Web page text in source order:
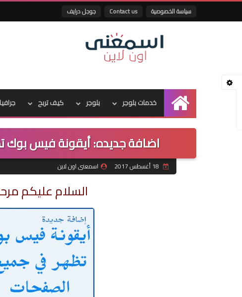
سياسة الخصوصية Contact us جوجل درايف
الرئيسية
خدمات بلوجر بلوجر كيف تربح
اضافة جديده: أيقونة فيس
اسمعنى اون لاين
السلام عليكم